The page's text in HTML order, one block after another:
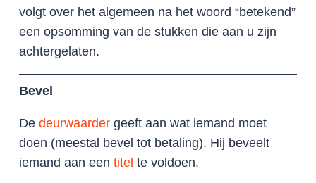
volgt over het algemeen na het woord “betekend”
een opsomming van de stukken die aan u zijn
achtergelaten.
Bevel
De deurwaarder geeft aan wat iemand moet
doen (meestal bevel tot betaling). Hij beveelt
iemand aan een titel te voldoen.